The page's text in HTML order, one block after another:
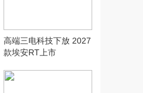
高端三电科技下放 2027
款埃安RT上市